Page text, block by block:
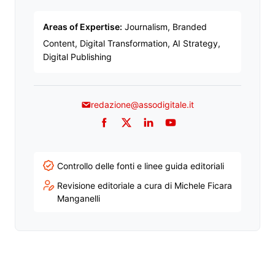
Areas of Expertise: Journalism, Branded
Content, Digital Transformation, AI Strategy,
Digital Publishing
redazione@assodigitale.it
Facebook
TwitterLinkedInYouTube
Controllo delle fonti e linee guida editoriali
Revisione editoriale a cura di Michele Ficara
Manganelli